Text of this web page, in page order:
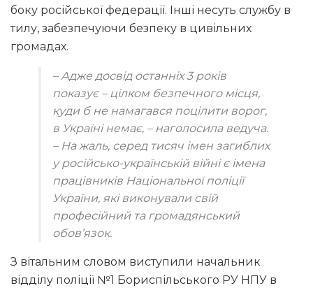
боку російської федерації. Інші несуть службу в
тилу, забезпечуючи безпеку в цивільних
громадах.
– Адже досвід останніх 3 років
показує – цілком безпечного місця,
куди б не намагався поцілити ворог,
в Україні немає, – наголосила ведуча.
– На жаль, серед тисяч імен загиблих
у російсько-українській війні є імена
працівників Національної поліції
України, які виконували свій
професійний та громадянський
обов’язок.
З вітальним словом виступили начальник
відділу поліції №1 Бориспільського РУ НПУ в